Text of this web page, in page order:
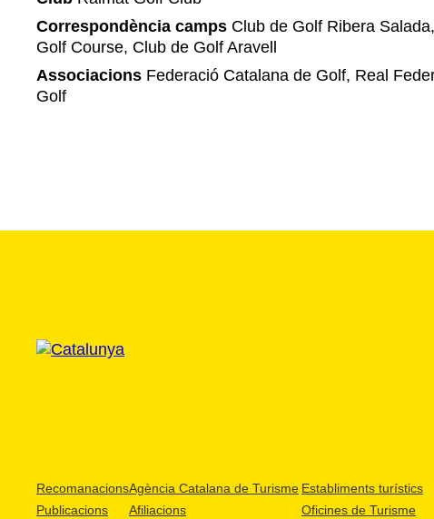
Correspondència camps Club de Golf Ribera
Golf Course, Club de Golf Aravell
Associacions Federació Catalana de Golf, Real
Golf
Recomanacions
Publicacions
Agència Catalana de Turisme
Afiliacions
Establiments turístics
Oficines de Turisme